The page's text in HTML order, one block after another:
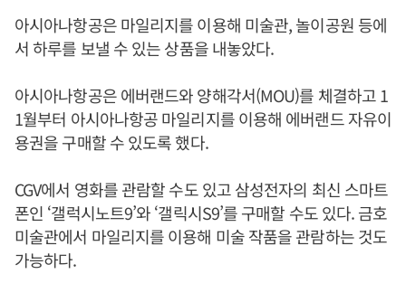
아시아나항공은 마일리지를 이용해 미술관, 놀이공원 등에
서 하루를 보낼 수 있는 상품을 내놓았다.
아시아나항공은 에버랜드와 양해각서(MOU)를 체결하고 1
1월부터 아시아나항공 마일리지를 이용해 에버랜드 자유이
용권을 구매할 수 있도록 했다.
CGV에서 영화를 관람할 수도 있고 삼성전자의 최신 스마트
폰인 ‘갤럭시노트9’와 ‘갤릭시S9’를 구매할 수도 있다. 금호
미술관에서 마일리지를 이용해 미술 작품을 관람하는 것도
가능하다.